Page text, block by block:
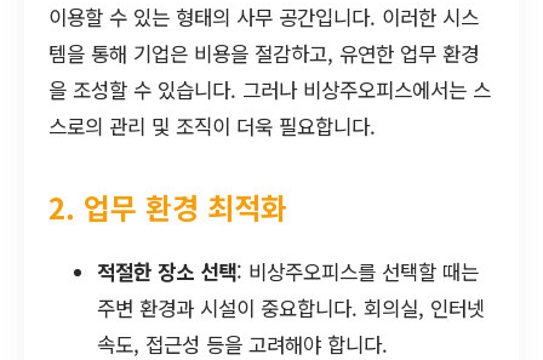
이용할 수 있는 형태의 사무 공간입니다. 이러한 시스
템을 통해 기업은 비용을 절감하고, 유연한 업무 환경
을 조성할 수 있습니다. 그러나 비상주오피스에서는 스
스로의 관리 및 조직이 더욱 필요합니다.
2. 업무 환경 최적화
적절한 장소 선택: 비상주오피스를 선택할 때는
주변 환경과 시설이 중요합니다. 회의실, 인터넷
속도, 접근성 등을 고려해야 합니다.